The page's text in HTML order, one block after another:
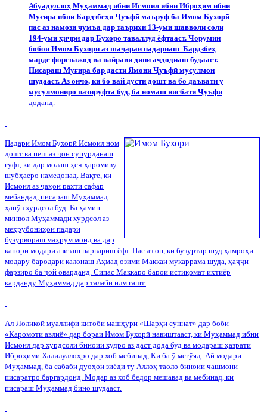
Абӯадуллоҳ Муҳаммад ибни Исмоил ибни Иброҳим ибни
Муғира ибни Бардзбеҳи Ҷуъфӣ маъруф ба Имом Бухорӣ
пас аз намози ҷумъа дар таърихи 13-уми шавволи соли
194-уми ҳиҷрӣ дар Бухоро таваллуд ёфтааст. Чорумин
бобои Имом Бухорӣ аз шаҷараи падариаш Бардзбеҳ
марде форснажод ва пайрави дини аҷдодиаш будааст.
Писараш Муғира бар дасти Ямони Ҷуъфӣ мусулмон
шудааст. Аз онҷо, ки бо вай дӯстӣ дошт ва бо даъвати ӯ
мусулмониро пазируфта буд, ба номаш нисбати Ҷуъфӣ
доданд.
Падари Имом Бухорӣ Исмоил ном
дошт ва пеш аз ҷон супурданаш
гуфт, ки дар молаш ҳеч ҳаромиву
шубҳаеро намедонад. Вақте, ки
Исмоил аз ҷаҳон рахти сафар
мебандад, писараш Муҳаммад
ҳанӯз хурдсол буд. Ба ҳамин
минвол Муҳаммади хурдсол аз
меҳрубониҳои падари
бузурвораш маҳрум монд ва дар
канори модари азизаш парвариш ёфт. Пас аз он, ки бузуртар шуд ҳамроҳи
модару бародари калонаш Аҳмад озими Маккаи мукаррама шуда, ҳаҷҷи
фарзиро ба ҷой оварданд. Сипас Маккаро барои истиқомат ихтиёр
карданду Муҳаммад дар талаби илм гашт.
Ал-Лоликоӣ муаллифи китоби машҳури «Шарҳи суннат» дар боби
«Каромоти авлиё» дар бораи Имом Бухорӣ навиштааст, ки Муҳаммад ибни
Исмоил дар хурдсолӣ биноии худро аз даст дода буд ва модараш ҳазрати
Иброҳими Халилуллоҳро дар хоб мебинад, Ки ба ӯ мегӯяд: Ай модари
Муҳаммад, ба сабаби дуоҳои зиёди ту Аллоҳ таоло биноии чашмони
писаратро баргардонд. Модар аз хоб бедор мешавад ва мебинад, ки
писараш Муҳаммад бино шудааст.